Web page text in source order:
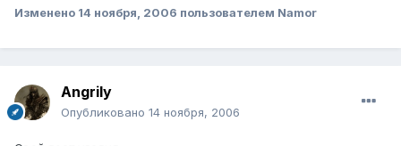
Изменено 14 ноября, 2006 пользователем Namor
Angrily
Опубликовано 14 ноября, 2006